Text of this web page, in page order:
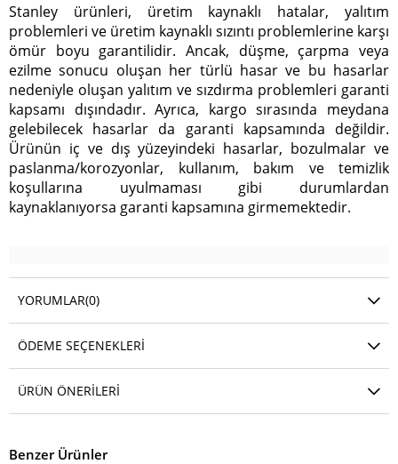
Stanley ürünleri, üretim kaynaklı hatalar, yalıtım
problemleri ve üretim kaynaklı sızıntı problemlerine karşı
ömür boyu garantilidir. Ancak, düşme, çarpma veya
ezilme sonucu oluşan her türlü hasar ve bu hasarlar
nedeniyle oluşan yalıtım ve sızdırma problemleri garanti
kapsamı dışındadır. Ayrıca, kargo sırasında meydana
gelebilecek hasarlar da garanti kapsamında değildir.
Ürünün iç ve dış yüzeyindeki hasarlar, bozulmalar ve
paslanma/korozyonlar, kullanım, bakım ve temizlik
koşullarına uyulmaması gibi durumlardan
kaynaklanıyorsa garanti kapsamına girmemektedir.
YORUMLAR(0)
ÖDEME SEÇENEKLERI
ÜRÜN ÖNERILERI
Benzer Ürünler